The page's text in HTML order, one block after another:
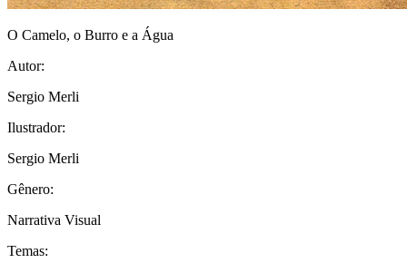
O Camelo, o Burro e a Água
Autor:
Sergio Merli
Ilustrador:
Sergio Merli
Gênero:
Narrativa Visual
Temas: